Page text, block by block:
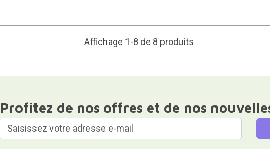
Affichage 1-8 de 8 produits
Profitez de nos offres et de nos